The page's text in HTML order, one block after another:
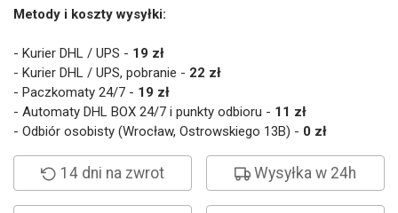
Metody i koszty wysyłki:
- Kurier DHL / UPS - 19 zł
- Kurier DHL / UPS, pobranie - 22 zł
- Paczkomaty 24/7 - 19 zł
- Automaty DHL BOX 24/7 i punkty odbioru - 11 zł
- Odbiór osobisty (Wrocław, Ostrowskiego 13B) - 0 zł
14 dni na zwrot Wysyłka w 24h